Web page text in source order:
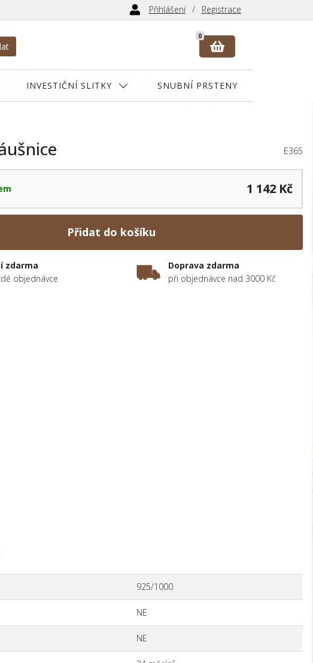
Přihlášení Registrace
0
INVESTIČNÍ SLITKY SNUBNÍ PRSTENY
E365
1 142 Kč
Přidat do košíku
zdarma
objednávce
Doprava zdarma
při objednávce nad 3000 Kč
925/1000
NE
NE